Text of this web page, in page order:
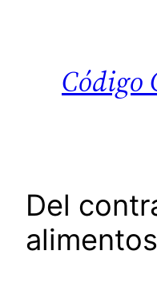
Código
Del
alimentos